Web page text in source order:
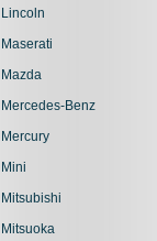
Lincoln
Maserati
Mazda
Mercedes-Benz
Mercury
Mini
Mitsubishi
Mitsuoka